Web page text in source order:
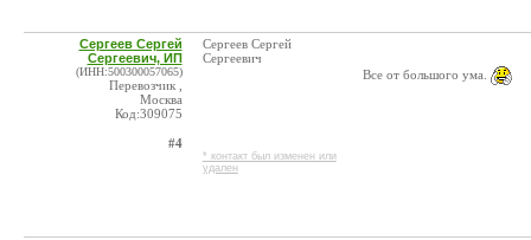
Сергеев Сергей
Сергеевич, ИП
(ИНН:500300057065)
Перевозчик ,
Москва
Код:309075
#4
Сергеев Сергей
Сергеевич
* контакт был изменен или
удален
Все от большого ума.